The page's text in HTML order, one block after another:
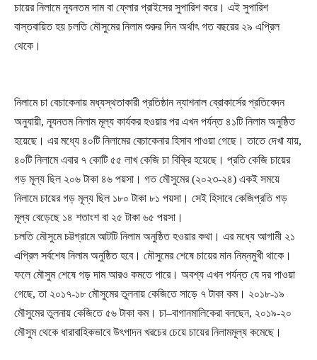
চায়ের নিলামে ন্যূনতম দাম বা ফ্লোর প্রাইসের সুপারিশ করে। এই সুপারিশ
বাস্তবায়িত হয় চলতি মৌসুমের নিলাম শুরুর দিন অর্থাৎ গত বছরের ২৯ এপ্রিল
থেকে।
নিলামে চা বেচাকেনায় মধ্যস্থতাকারী প্রতিষ্ঠান ন্যাশনাল ব্রোকার্সের প্রতিবেদন
অনুযায়ী, ন্যূনতম নিলাম মূল্য কার্যকর হওয়ার পর এখন পর্যন্ত ৪১টি নিলাম অনুষ্ঠিত
হয়েছে। এর মধ্যে ৪০টি নিলামের বেচাকেনার হিসাব পাওয়া গেছে। তাতে দেখা যায়,
৪০টি নিলামে এবার ৭ কোটি ৫৫ লাখ কেজি চা বিক্রি হয়েছে। প্রতি কেজি চায়ের
গড় মূল্য ছিল ২০৬ টাকা ৪৬ পয়সা। গত মৌসুমের (২০২৩-২৪) একই সময়ে
নিলামে চায়ের গড় মূল্য ছিল ১৮০ টাকা ৮১ পয়সা। সেই হিসাবে কেজিপ্রতি গড়
মূল্য বেড়েছে ১৪ শতাংশ বা ২৫ টাকা ৬৫ পয়সা।
চলতি মৌসুমে চট্টগ্রামে আটটি নিলাম অনুষ্ঠিত হওয়ার কথা। এর মধ্যে আগামী ২১
এপ্রিল সর্বশেষ নিলাম অনুষ্ঠিত হবে। মৌসুমের শেষে চায়ের মান নিম্নমুখী থাকে।
ফলে মৌসুম শেষে গড় দাম আরও কমতে পারে। অবশ্য এখন পর্যন্ত যে দর পাওয়া
গেছে, তা ২০১৭-১৮ মৌসুমের তুলনায় কেজিতে সাড়ে ৭ টাকা কম। ২০১৮-১৯
মৌসুমের তুলনায় কেজিতে ৫৬ টাকা কম। চা–বাগানমালিকেরা বলছেন, ২০১৯-২০
মৌসুম থেকে ধারাবাহিকভাবে উৎপাদন খরচের চেয়ে চায়ের নিলামমূল্য কমেছে।